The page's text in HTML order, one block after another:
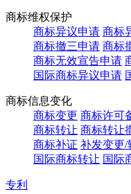
商标维权保护
商标异议申请 商标
商标撤三申请 商标
商标无效宣告申请
国际商标异议申请
商标信息变化
商标变更 商标许可
商标转让 商标转让
商标补证 补发变更/
国际商标转让 国际
专利